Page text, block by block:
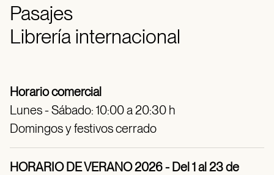
Pasajes
Librería internacional
Horario comercial
Lunes - Sábado: 10:00 a 20:30 h
Domingos y festivos cerrado
HORARIO DE VERANO 2026 - Del 1 al 23 de